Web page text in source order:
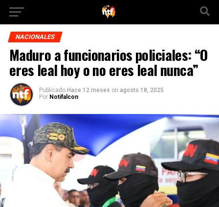
NACIONALES
Maduro a funcionarios policiales: “O
eres leal hoy o no eres leal nunca”
Publicado Hace 12 meses on agosto 18, 2025
Por Notifalcon